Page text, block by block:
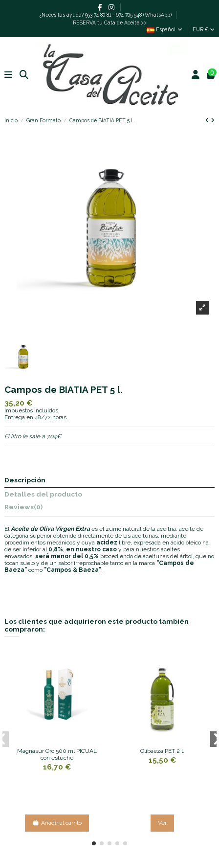
¿Necesitas ayuda? 953 74 80 81 - 674 705 548 (WhatsApp)
RESERVA tu Cata de Aceite >>
Español
EUR €
0
Inicio Gran Formato Campos de BIATIA PET 5 l.
Campos de BIATIA PET 5 l.
35,20 €
Impuestos incluidos
Entrega en 48/72 horas.
El litro le sale a 7.04€
Descripción
Detalles del producto
Reviews(0)
El Aceite de Oliva Virgen Extraes el zumo natural de la aceitna, aceite de
categoría superior obtenido directamente de las aceitunas, mediante
procedimientos mecánicos y cuya acidez libre, expresada en ácido oleico ha
de ser inferior al 0,8% en nuestro caso y para nuestros aceites
envasados, será menor del 0,5% procediendo de aceitunas del árbol, que no
tocan suelo y de un sabor irreprochable tanto en la marca "Campos de
Baeza" como "Campos & Baeza"
Los clientes que adquirieron este producto también
compraron:
Magnasur Oro 500 ml PICUAL
con estuche
16,70 €
Añadir al carrito
Olibaeza PET 2 l.
15,50 €
Ver